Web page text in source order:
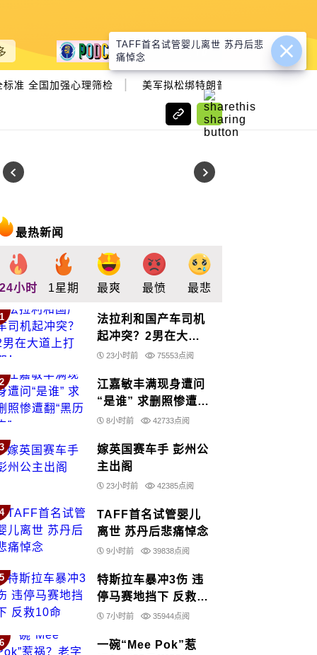
准 全国加强心理筛检 美军拟松绑特朗普动用战术性核武
最热新闻
小时 1星期 最爽 最愤 最悲
法拉利和国产车司机
起冲突？2男在大道
上打架！
23小时前 75553点阅
江嘉敏丰满现身遭问
“是谁” 求删照惨遭翻
“黑历史”
8小时前 42733点阅
嫁英国赛车手 彭州公
主出阁
23小时前 42385点阅
TAFF首名试管婴儿
离世 苏丹后悲痛悼念
9小时前 39838点阅
特斯拉车暴冲3伤 违
停马赛地挡下 反救10
命7小时前 35944点阅
一碗“Mee Pok”惹
TAFF首名试管婴儿离世 苏丹后悲
痛悼念